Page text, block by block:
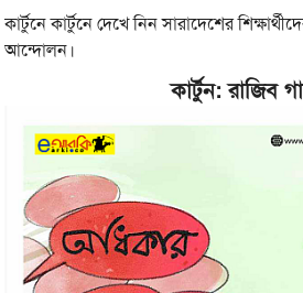
কার্টুনে কার্টুনে দেখে নিন সারাদেশের
আন্দোলন।
কার্টুন: রাজিব